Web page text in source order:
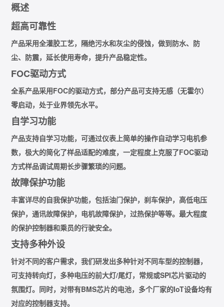
概述
超高可靠性
产品采用全灌胶工艺，隔绝污水和灰尘的侵蚀，做到防水、防
尘、防震，延长使用寿命，提升产品稳定性。
FOC驱动方式
全系产品采用FOC的驱动方式，部分产品可支持无感（无霍尔）
零启动，处于业界领先水平。
自学习功能
产品支持自学习功能，可通过仪表上简单的操作自动学习电机参
数，极大的简化了样品适配的难度，一定程度上克服了FOC驱动
方式样品调试周期长步骤繁琐的问题。
故障保护功能
丰富详尽的自我保护功能，包括油门保护，刹车保护，高低电压
保护，通讯故障保护，电机故障保护，过热保护等等。最大程度
的保护控制器和乘员的行驶安全。
支持多种外设
针对不同的客户需求，我们研发出多种针对不同车型的控制器，
可支持转向灯，多种电压的前大灯/尾灯，常规或SPI芯片驱动的
氛围灯。同时，对带有BMS芯片的电池，多个厂家的IoT设备均有
对应的控制器支持。